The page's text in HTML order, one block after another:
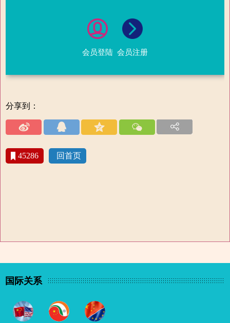
会员登陆 会员注册
分享到：
45286 回首页
国际关系